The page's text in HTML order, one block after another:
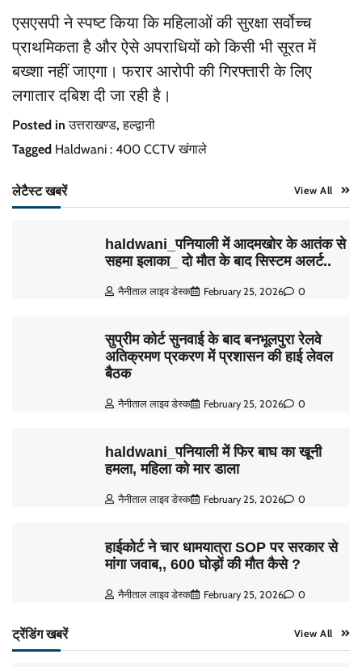
एसएसपी ने स्पष्ट किया कि महिलाओं की सुरक्षा सर्वोच्च
प्राथमिकता है और ऐसे अपराधियों को किसी भी सूरत में
बख्शा नहीं जाएगा। फरार आरोपी की गिरफ्तारी के लिए
लगातार दबिश दी जा रही है।
Posted inउत्तराखण्ड,हल्द्वानी
Tagged Haldwani : 400 CCTV खंगाले
लेटैस्ट खबरें View All
haldwani_पनियाली में आदमखोर के आतंक से
सहमा इलाका_ दो मौत के बाद सिस्टम अलर्ट..
नैनीताल लाइव डेस्क February 25, 2026 0
सुप्रीम कोर्ट सुनवाई के बाद बनभूलपुरा रेलवे
अतिक्रमण प्रकरण में प्रशासन की हाई लेवल
बैठक
नैनीताल लाइव डेस्क February 25, 2026 0
haldwani_पनियाली में फिर बाघ का खूनी
हमला, महिला को मार डाला
नैनीताल लाइव डेस्क February 25, 2026 0
हाईकोर्ट ने चार धामयात्रा SOP पर सरकार से
मांगा जवाब,, 600 घोड़ों की मौत कैसे ?
नैनीताल लाइव डेस्क February 25, 2026 0
ट्रेंडिंग खबरें View All